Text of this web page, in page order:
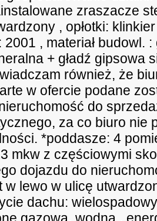
zraszacze
, opłotki:
, materiał budowl.
+ gładź gipsowa
również, że
w ofercie podane
do
za co biuro nie
*poddasze: 4
mkw z częściowymi
dojazdu do
w lewo w ulicę
dachu: